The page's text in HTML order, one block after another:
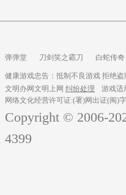
弹弹堂 刀剑笑之霸刀
白蛇传奇
健康游戏忠告：抵制不良游戏 拒绝
文明办网文明上网 纠纷处理
游戏适
网络文化经营许可证:(署)网出证(闽)
Copyright © 2006-
4399